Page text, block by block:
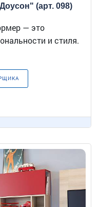
(арт. 098)
— это
и стиля.